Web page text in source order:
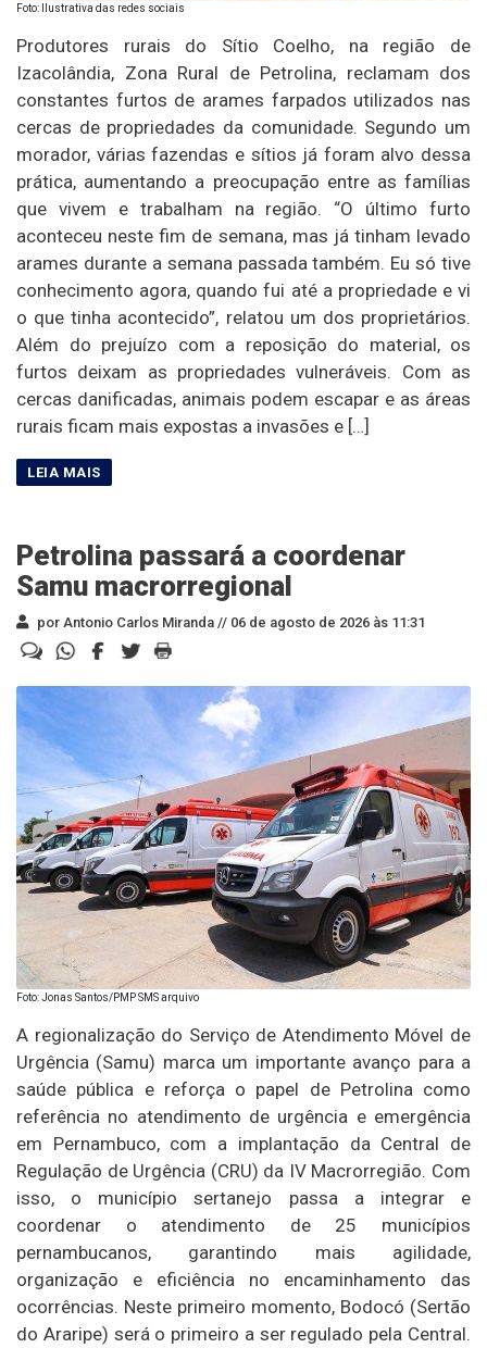
Foto: Ilustrativa das redes sociais
Produtores rurais do Sítio Coelho, na região de
Izacolândia, Zona Rural de Petrolina, reclamam dos
constantes furtos de arames farpados utilizados nas
cercas de propriedades da comunidade. Segundo um
morador, várias fazendas e sítios já foram alvo dessa
prática, aumentando a preocupação entre as famílias
que vivem e trabalham na região. “O último furto
aconteceu neste fim de semana, mas já tinham levado
arames durante a semana passada também. Eu só tive
conhecimento agora, quando fui até a propriedade e vi
o que tinha acontecido”, relatou um dos proprietários.
Além do prejuízo com a reposição do material, os
furtos deixam as propriedades vulneráveis. Com as
cercas danificadas, animais podem escapar e as áreas
rurais ficam mais expostas a invasões e […]
Petrolina passará a coordenar
Samu macrorregional
por Antonio Carlos Miranda // 06 de agosto de 2026 às 11:31
Foto: Jonas Santos/PMP SMS arquivo
A regionalização do Serviço de Atendimento Móvel de
Urgência (Samu) marca um importante avanço para a
saúde pública e reforça o papel de Petrolina como
referência no atendimento de urgência e emergência
em Pernambuco, com a implantação da Central de
Regulação de Urgência (CRU) da IV Macrorregião. Com
isso, o município sertanejo passa a integrar e
coordenar o atendimento de 25 municípios
pernambucanos, garantindo mais agilidade,
organização e eficiência no encaminhamento das
ocorrências. Neste primeiro momento, Bodocó (Sertão
do Araripe) será o primeiro a ser regulado pela Central.